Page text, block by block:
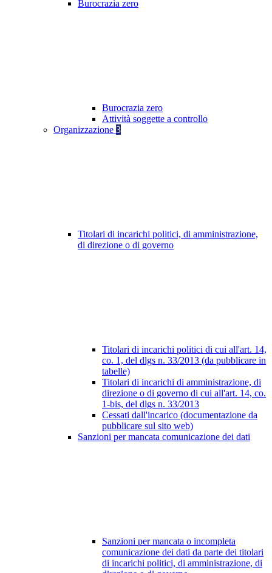
Burocrazia zero
Burocrazia zero
Attività soggette a controllo
Organizzazione 3
Titolari di incarichi politici, di amministrazione,
di direzione o di governo
Titolari di incarichi politici di cui all'art. 14,
co. 1, del dlgs n. 33/2013 (da pubblicare in
tabelle)
Titolari di incarichi di amministrazione, di
direzione o di governo di cui all'art. 14, co.
1-bis, del dlgs n. 33/2013
Cessati dall'incarico (documentazione da
pubblicare sul sito web)
Sanzioni per mancata comunicazione dei dati
Sanzioni per mancata o incompleta
comunicazione dei dati da parte dei titolari
di incarichi politici, di amministrazione, di